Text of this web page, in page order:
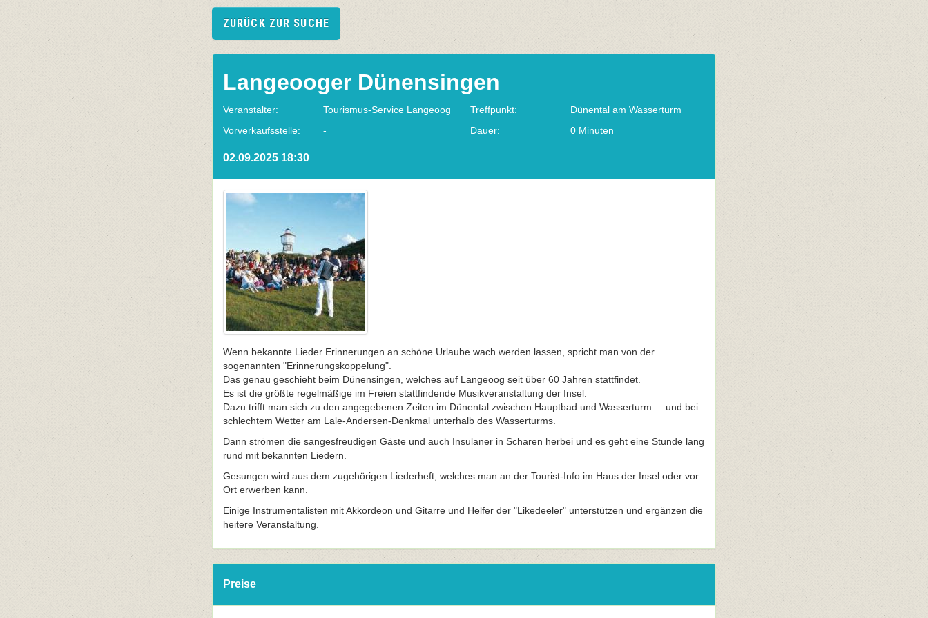
ZURÜCK ZUR SUCHE
Langeooger Dünensingen
Veranstalter: Tourismus-Service Langeoog Treffpunkt:
Dünental am Wasserturm
Vorverkaufsstelle:
- Dauer: 0 Minuten
02.09.2025 18:30
Wenn bekannte Lieder Erinnerungen an schöne Urlaube wach werden lassen, spricht man von der
sogenannten "Erinnerungskoppelung".
Das genau geschieht beim Dünensingen, welches auf Langeoog seit über 60 Jahren stattfindet.
Es ist die größte regelmäßige im Freien stattfindende Musikveranstaltung der Insel.
Dazu trifft man sich zu den angegebenen Zeiten im Dünental zwischen Hauptbad und Wasserturm ... und bei
schlechtem Wetter am Lale-Andersen-Denkmal unterhalb des Wasserturms.
Dann strömen die sangesfreudigen Gäste und auch Insulaner in Scharen herbei und es geht eine Stunde lang
rund mit bekannten Liedern.
Gesungen wird aus dem zugehörigen Liederheft, welches man an der Tourist-Info im Haus der Insel oder vor
Ort erwerben kann.
Einige Instrumentalisten mit Akkordeon und Gitarre und Helfer der "Likedeeler" unterstützen und ergänzen die
heitere Veranstaltung.
Preise